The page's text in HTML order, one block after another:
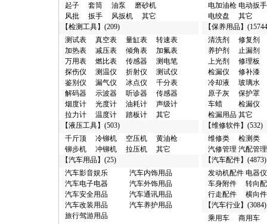
·横向件及其它/广州市 10元
·其它类/西安市 100元
·汽车漆/广州市 100元
·烟度计/和平区 100元
·真空泵/廊坊市 100元
·分析仪/西青区 100元
·接头/东莞市 100元
·试验台/西青区 100元
·清洗剂/东城区 100元
·化工试剂/黄浦区 1000元
·汽车销售/聊城市 1000元
·抽注油机/深圳市 1000元
·润滑油/深圳市 1000元
·加注机/深圳市 1000元
·商用车/闵行区 1000元
·维修台/聊城市 1000元
·汽修管理/聊城市 1000元
·磨光机/东莞市 10000元
·解码器/成都市 10000元
·举升机/济南市 10000元
·千斤顶/泰州市 10000元
起子
套筒 油泵
磨砂机
风批
扳手 风扳机
其它
【检测工具】(209)
测试表
真空表 量缸表
转速表
加热表
减压表 倾角表
加氟表
万用表
燃比表 传感器
测电笔
探伤仪
测温仪 折射仪
测试仪
鉴别仪
漏气仪 冰点仪
千分表
解码器
示波器 听诊器
传感器
烟度计
光度计 油耗计
声级计
拉力计
温度计 踏板计
其它
【液压工具】(503)
千斤顶
冷铆机 空压机
黄油枪
铆步机
冲铆机 拉压机
其它
【汽车用品】(25)
汽车影音娱乐
汽车内饰用品
汽车电子电器
汽车外饰用品
汽车安全用品
汽车通讯用品
汽车改装用品
汽车养护用品
旅行驾游用品
电加油枪 电动扳手
电绞盘
其它
【保养用品】
清洗剂
修复剂
养护剂
止漏剂
上光剂
修理板
检漏仪
修补漆
冷却液
玻璃水
原子灰
保护罩
车蜡
检漏仪
检漏用品 其它
【维修软件】(532)
维修类
检测类
汽修管理 汽配管理
【汽车配件】(4873)
发动机配件 电器
车身附件
转向
行走配件
横向
【汽车行业 】(3084)
乘用车
商用车